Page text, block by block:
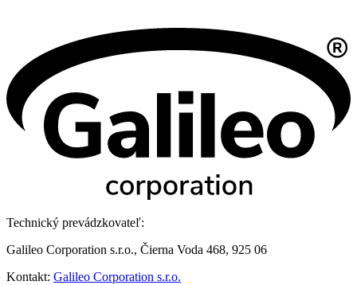
Technický prevádzkovateľ:
Galileo Corporation s.r.o., Čierna Voda 468, 925 06
Kontakt: Galileo Corporation s.r.o.